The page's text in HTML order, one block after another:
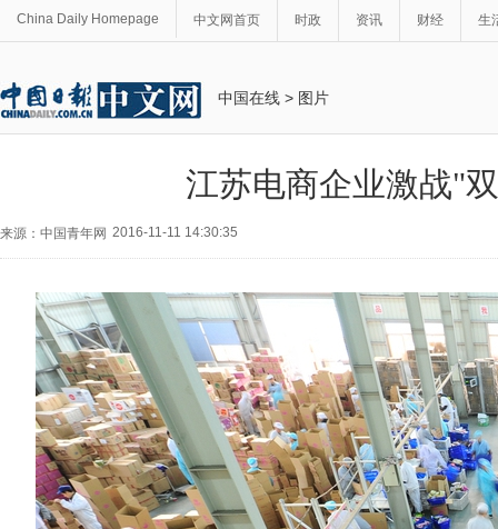
China Daily Homepage 中文网首页 时政 资讯 财经 生
中国在线 > 图片
江苏电商企业激战"
来源：中国青年网 2016-11-11 14:30:35